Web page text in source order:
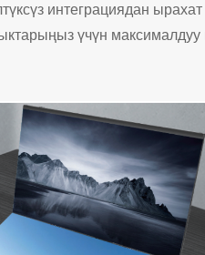
интеграциядан
үчүн